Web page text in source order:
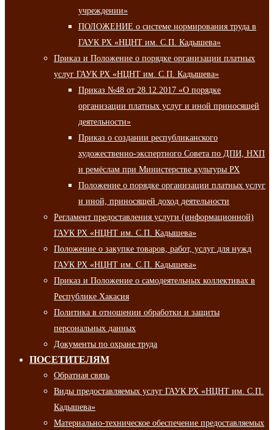
учреждении»
ПОЛОЖЕНИЕ о системе нормирования труда в
ГАУК РХ «НЦНТ им. С.П. Кадышева»
Приказ и Положение о порядке организации платных
услуг ГАУК РХ «НЦНТ им. С.П. Кадышева»
Приказ №48 от 28.12.2017 «О порядке
организации платных услуг и иной приносящей
деятельности»
Приказ о создании республиканского
художественно-экспертного Совета по ДПИ, НХП
и ремёслам при Министерстве культуры РХ
Положение о порядке организации платных услуг
и иной, приносящей доход деятельности
Регламент предоставления услуги (информационной)
ГАУК РХ «НЦНТ им. С.П. Кадышева»
Положение о закупке товаров, работ, услуг для нужд
ГАУК РХ «НЦНТ им. С.П. Кадышева»
Приказ и Положение о самодеятельных коллективах в
Республике Хакасия
Политика в отношении обработки и защиты
персональных данных
Документы по охране труда
ПОСЕТИТЕЛЯМ
Обратная связь
Виды предоставляемых услуг ГАУК РХ «НЦНТ им. С.П.
Кадышева»
Материально-техническое обеспечение предоставляемых